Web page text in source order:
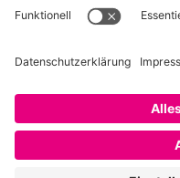
Über SAATKORN
SAATKORN ist der Blog
er über die Themen